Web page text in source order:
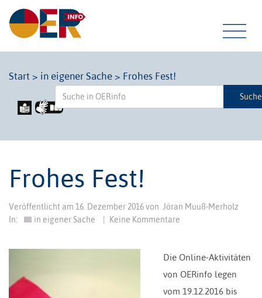
Start > in eigener Sache > Frohes Fest!
Frohes Fest!
Veröffentlicht am 16. Dezember 2016von Jöran Muuß-Merholz
In:
in eigener Sache Keine Kommentare
Die Online-Aktivitäten
von OERinfo legen
vom 19.12.2016 bis